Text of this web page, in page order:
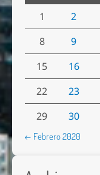
1
2
8
9
15
16
22
23
29
30
← Febrero 2020